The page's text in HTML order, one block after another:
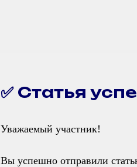
✅ Статья
Уважаемый участник!
Вы успешно отправили